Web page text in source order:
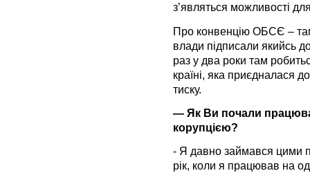
з’являться можливості
Про конвенцію ОБСЄ –
влади підписали якийсь
раз у два роки там
країні, яка приєдналася
тиску.
— Як Ви почали
корупцією?
- Я давно займався цими
рік, коли я працював на